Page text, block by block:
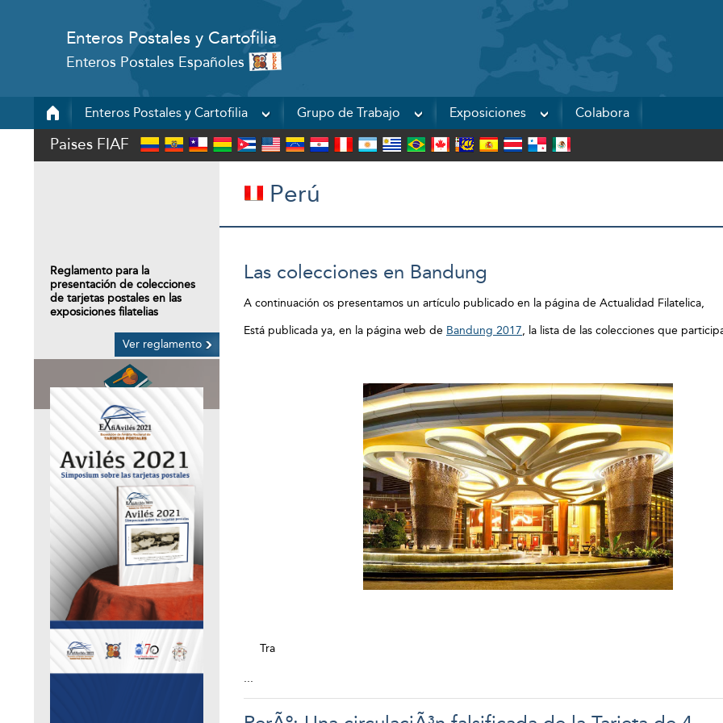
Enteros Postales y Cartofilia
Enteros Postales Españoles
Enteros Postales y Cartofilia Grupo de Trabajo Exposiciones Colabora
Paises FIAF
Reglamento para la
presentación de colecciones
de tarjetas postales en las
exposiciones filatelias
Ver reglamento
Perú
Las colecciones en Bandung
A continuación os presentamos un artículo publicado en la página de Actualidad Filatelica,
Está publicada ya, en la página web de Bandung 2017, la lista de las colecciones que
Tra
...